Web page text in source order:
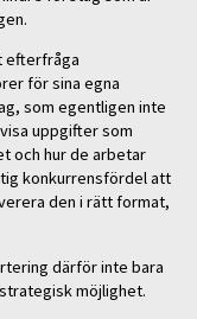
efterfråga
för sina egna
som egentligen inte
uppgifter som
och hur de arbetar
konkurrensfördel att
den i rätt format,
därför inte bara
möjlighet.